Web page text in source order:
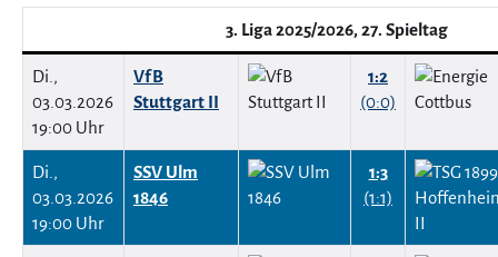
3. Liga 2025/2026, 27. Spieltag
Di.,
03.03.2026
19:00 Uhr
VfB
Stuttgart II
1:2
(0:0)
Di.,
03.03.2026
19:00 Uhr
SSV Ulm
1846
1:3
(1:1)